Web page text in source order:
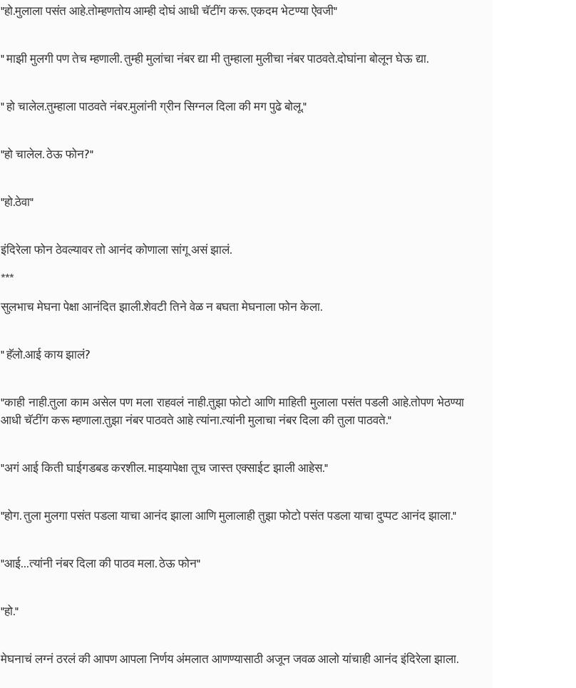
"हो.मुलाला पसंत आहे.तोम्हणतोय आम्ही दोघं आधी चॅटींग करू. एकदम भेटण्या ऐवजी"
" माझी मुलगी पण तेच म्हणाली. तुम्ही मुलांचा नंबर द्या मी तुम्हाला मुलीचा नंबर पाठवते.दोघांना बोलून घेऊ द्या.
" हो चालेल.तुम्हाला पाठवते नंबर.मुलांनी ग्रीन सिग्नल दिला की मग पुढे बोलू."
"हो चालेल. ठेऊ फोन?"
"हो.ठेवा"
इंदिरेला फोन ठेवल्यावर तो आनंद कोणाला सांगू असं झालं.
***
सुलभाच मेघना पेक्षा आनंदित झाली.शेवटी तिने वेळ न बघता मेघनाला फोन केला.
" हॅलो.आई काय झालं?
"काही नाही.तुला काम असेल पण मला राहवलं नाही.तुझा फोटो आणि माहिती मुलाला पसंत पडली आहे.तोपण भेठण्या
आधी चॅटींग करू म्हणाला.तुझा नंबर पाठवते आहे त्यांना.त्यांनी मुलाचा नंबर दिला की तुला पाठवते."
"अगं आई किती घाईगडबड करशील. माझ्यापेक्षा तूच जास्त एक्साईट झाली आहेस."
"होग. तुला मुलगा पसंत पडला याचा आनंद झाला आणि मुलालाही तुझा फोटो पसंत पडला याचा दुप्पट आनंद झाला."
"आई…त्यांनी नंबर दिला की पाठव मला. ठेऊ फोन"
"हो."
मेघनाचं लग्नं ठरलं की आपण आपला निर्णय अंमलात आणण्यासाठी अजून जवळ आलो यांचाही आनंद इंदिरेला झाला.